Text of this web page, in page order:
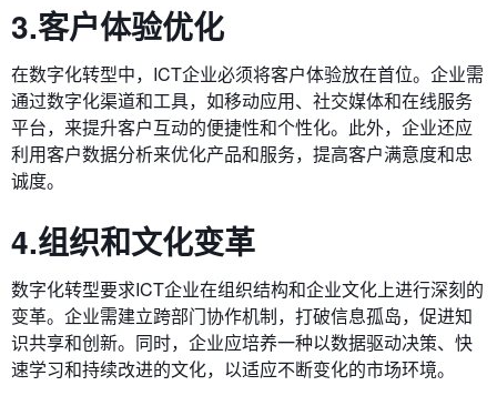
3.客户体验优化
在数字化转型中，ICT企业必须将客户体验放在首位。企业需
通过数字化渠道和工具，如移动应用、社交媒体和在线服务
平台，来提升客户互动的便捷性和个性化。此外，企业还应
利用客户数据分析来优化产品和服务，提高客户满意度和忠
诚度。
4.组织和文化变革
数字化转型要求ICT企业在组织结构和企业文化上进行深刻的
变革。企业需建立跨部门协作机制，打破信息孤岛，促进知
识共享和创新。同时，企业应培养一种以数据驱动决策、快
速学习和持续改进的文化，以适应不断变化的市场环境。